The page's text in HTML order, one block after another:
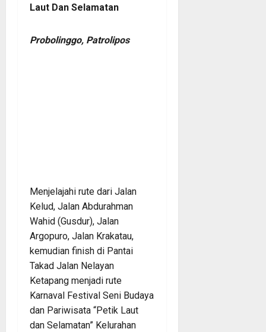
Laut Dan Selamatan
Probolinggo, Patrolipos
Menjelajahi rute dari Jalan
Kelud, Jalan Abdurahman
Wahid (Gusdur), Jalan
Argopuro, Jalan Krakatau,
kemudian finish di Pantai
Takad Jalan Nelayan
Ketapang menjadi rute
Karnaval Festival Seni Budaya
dan Pariwisata “Petik Laut
dan Selamatan” Kelurahan